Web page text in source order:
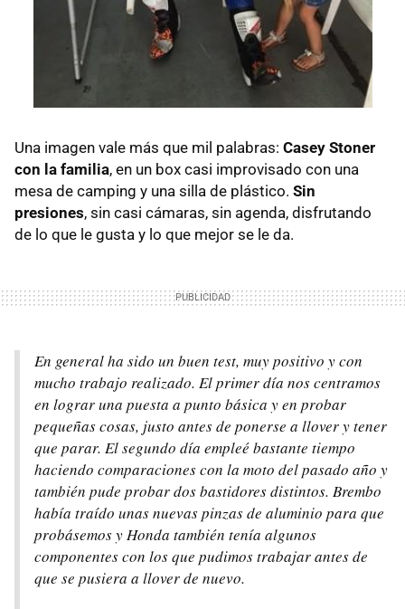
Una imagen vale más que mil palabras: Casey Stoner
con la familia, en un box casi improvisado con una
mesa de camping y una silla de plástico. Sin
presiones, sin casi cámaras, sin agenda, disfrutando
de lo que le gusta y lo que mejor se le da.
En general ha sido un buen test, muy positivo y con
mucho trabajo realizado. El primer día nos centramos
en lograr una puesta a punto básica y en probar
pequeñas cosas, justo antes de ponerse a llover y tener
que parar. El segundo día empleé bastante tiempo
haciendo comparaciones con la moto del pasado año y
también pude probar dos bastidores distintos. Brembo
había traído unas nuevas pinzas de aluminio para que
probásemos y Honda también tenía algunos
componentes con los que pudimos trabajar antes de
que se pusiera a llover de nuevo.